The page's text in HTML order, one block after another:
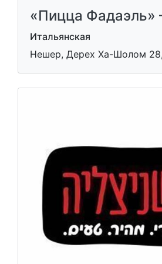
«Пицца
Итальянская
Нешер, Дерех Ха-Шолом